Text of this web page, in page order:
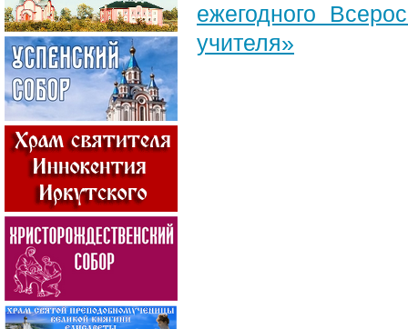
ежегодного
учителя»